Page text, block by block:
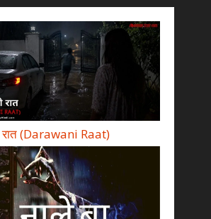
रात (Darawani Raat)